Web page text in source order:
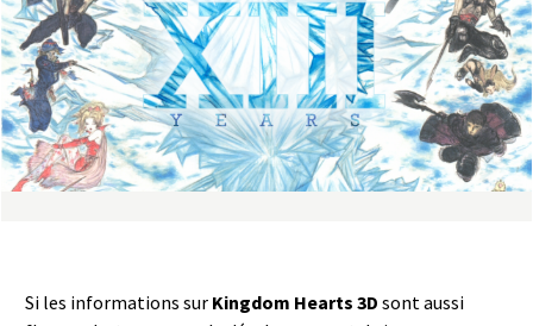
a
s
y
Si les informations sur Kingdom Hearts 3D sont aussi